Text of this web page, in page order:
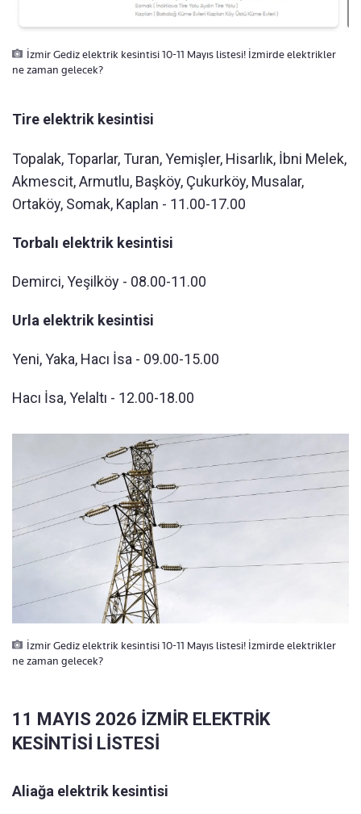
İzmir Gediz elektrik kesintisi 10-11 Mayıs listesi! İzmirde elektrikler
ne zaman gelecek?
Tire elektrik kesintisi
Topalak, Toparlar, Turan, Yemişler, Hisarlık, İbni Melek,
Akmescit, Armutlu, Başköy, Çukurköy, Musalar,
Ortaköy, Somak, Kaplan - 11.00-17.00
Torbalı elektrik kesintisi
Demirci, Yeşilköy - 08.00-11.00
Urla elektrik kesintisi
Yeni, Yaka, Hacı İsa - 09.00-15.00
Hacı İsa, Yelaltı - 12.00-18.00
İzmir Gediz elektrik kesintisi 10-11 Mayıs listesi! İzmirde elektrikler
ne zaman gelecek?
11 MAYIS 2026 İZMİR ELEKTRİK
KESİNTİSİ LİSTESİ
Aliağa elektrik kesintisi